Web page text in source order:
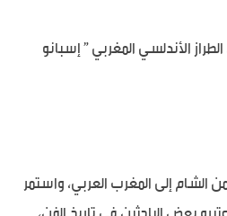
الأندلسي المغربي ” إسبانو
الشام إلى المغرب العربي، واستمر